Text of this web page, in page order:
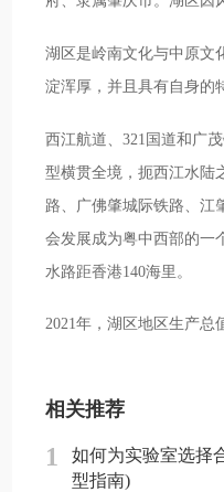
湖区是岭南文化与中原文
淀浑厚，并且具有自身的
西江航道、321国道和广
型横贯全境，扼西江水陆
路、广佛肇城际铁路、江
会发展成为粤中西部的一
水路距香港140海里。
2021年，湖区地区生产总
相关推荐
1
如何为实验室选择
型指南)